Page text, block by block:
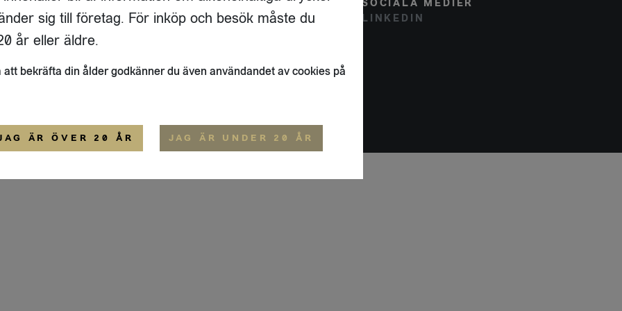
17 A
STOCKHOLM
FLAIVY
OM OSS
SOCIALA MEDIER
LINKEDIN
ALLMÄNNA VILLKOR
sig till företag. För inköp och besök måste du
år eller äldre.
att bekräfta din ålder godkänner du även användandet av cookies på
ÄR ÖVER 20 ÅR JAG ÄR UNDER 20 ÅR